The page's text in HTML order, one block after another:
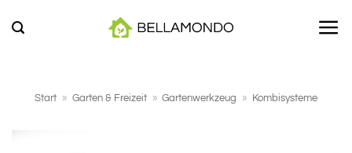
Inhalt
Start » Garten & Freizeit » Gartenwerkzeug » Kombisysteme